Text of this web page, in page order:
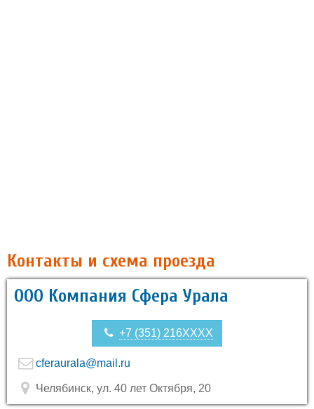
Контакты и схема проезда
ООО Компания Сфера Урала
+7 (351) 216XXXX
cferaurala@mail.ru
Челябинск, ул. 40 лет Октября, 20